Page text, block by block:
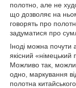
полотно, але не
що дозволяє на
говорять про
задуматися про
Іноді можна почути
якісний «німецький
Можливо так,
одно, маркування
полотна